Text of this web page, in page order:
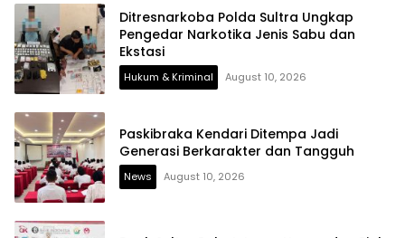
Ditresnarkoba Polda Sultra Ungkap
Pengedar Narkotika Jenis Sabu dan
Ekstasi
Hukum & Kriminal August 10, 2026
Paskibraka Kendari Ditempa Jadi
Generasi Berkarakter dan Tangguh
News August 10, 2026